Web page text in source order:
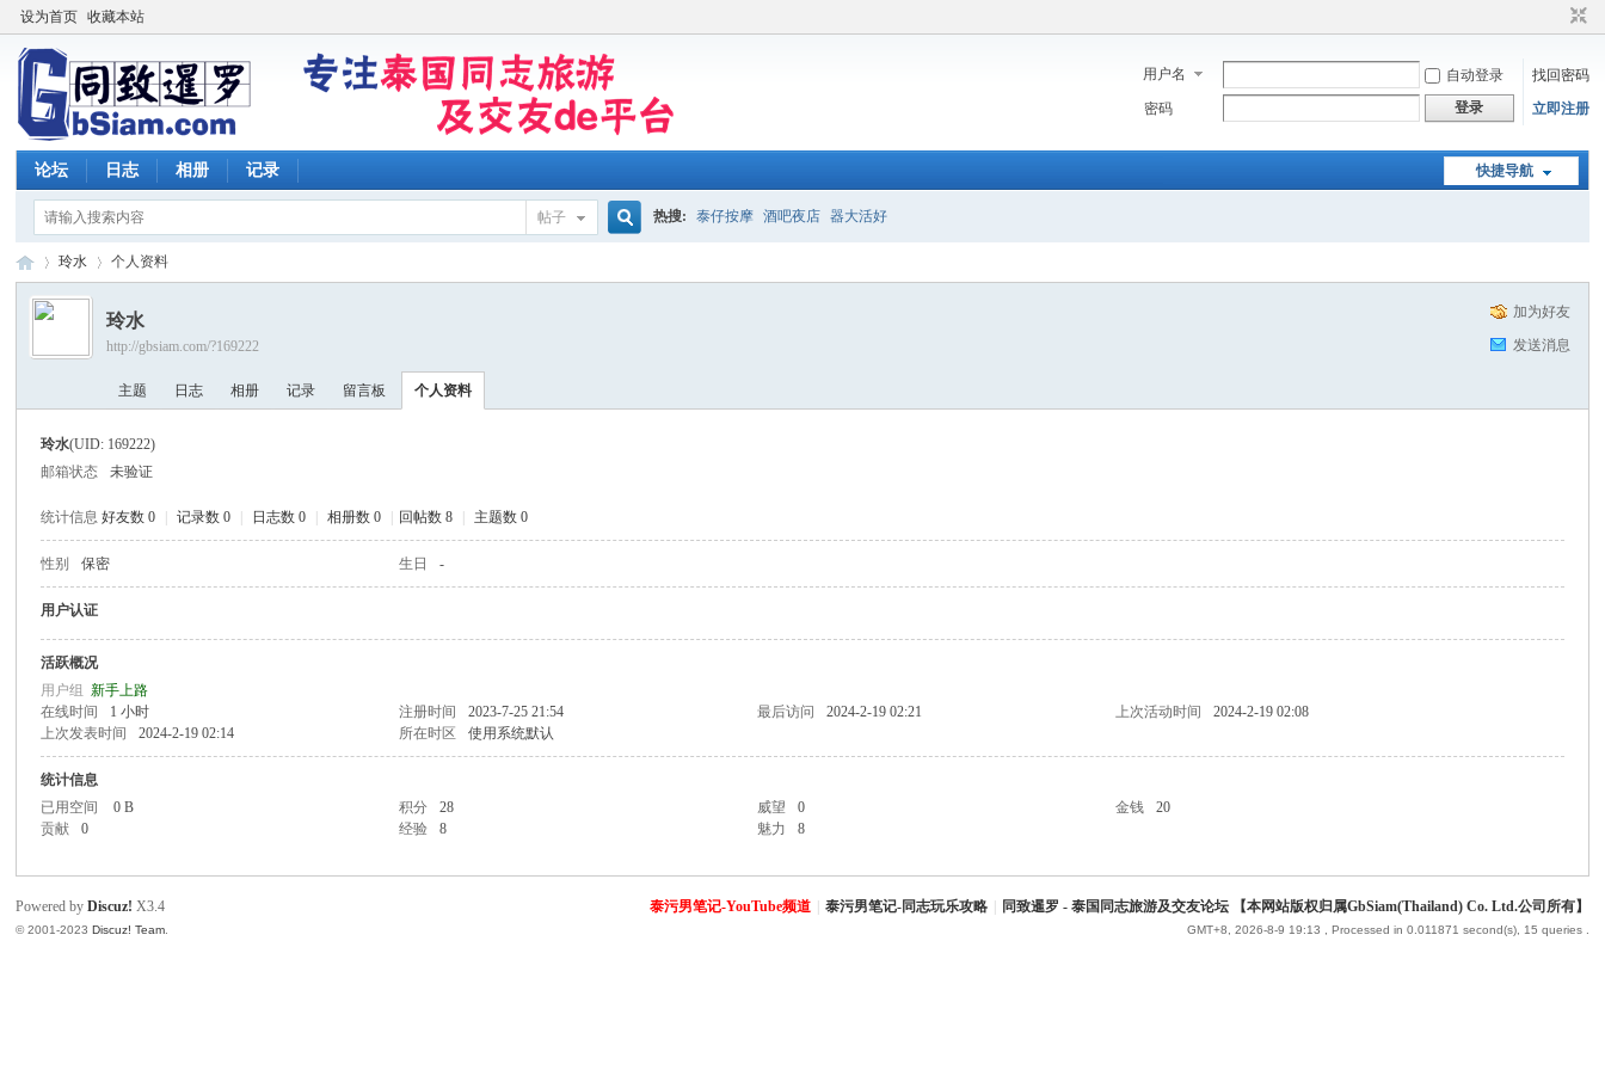
设为首页 收藏本站
用户名 自动登录
找回密码
密码
登录 立即注册
快捷导航
论坛 日志 相册 记录
帖子 热搜: 泰仔按摩 酒吧夜店 器大活好
›
玲水
›
个人资料
加为好友
发送消息
玲水
http://gbsiam.com/?169222
主题 日志 相册 记录 留言板 个人资料
玲水(UID: 169222)
邮箱状态
未验证
统计信息 好友数 0 记录数 0 日志数 0 相册数 0 回帖数 8 主题数 0
性别 保密 生日 -
用户认证
活跃概况
用户组新手上路
在线时间
1 小时 注册时间 2023-7-25 21:54 最后访问 2024-2-19 02:21 上次活动时间
2024-2-19 02:08
上次发表时间
2024-2-19 02:14 所在时区 使用系统默认
统计信息
已用空间
0 B 积分 28 威望 0 金钱
20
贡献
0 经验 8 魅力 8
泰污男笔记-YouTube频道 泰污男笔记-同志玩乐攻略 同致暹罗 - 泰国同志旅游及交友论坛 【本网站版权归属GbSiam(Thailand) Co. Ltd.公司所有】
GMT+8, 2026-8-9 19:13 , Processed in 0.011871 second(s), 15 queries .
Powered byDiscuz! X3.4
© 2001-2023Discuz! Team